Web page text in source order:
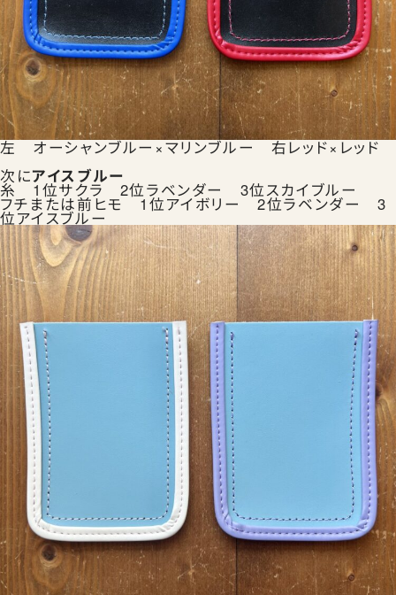
InstagramFacebook X
カタログ請求
よくある質問
会社概要 特定商取引法に基づく表記
お買い物ガイド ご購入時の注意事項
プライバシーポリシー
左 オーシャンブルー×マリンブルー 右レッド×レッド
次にアイスブルー
糸 1位サクラ 2位ラベンダー 3位スカイブルー
フチまたは前ヒモ 1位アイボリー 2位ラベンダー 3
位アイスブルー